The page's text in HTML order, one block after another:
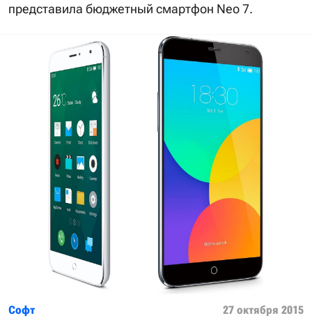
представила бюджетный смартфон Neo 7.
Софт 27 октября 2015